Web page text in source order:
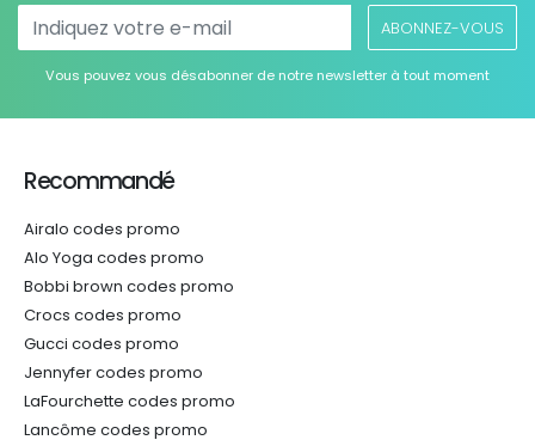
ABONNEZ-VOUS
Vous pouvez vous désabonner de notre newsletter à tout moment
Recommandé
Airalo codes promo
Alo Yoga codes promo
Bobbi brown codes promo
Crocs codes promo
Gucci codes promo
Jennyfer codes promo
LaFourchette codes promo
Lancôme codes promo